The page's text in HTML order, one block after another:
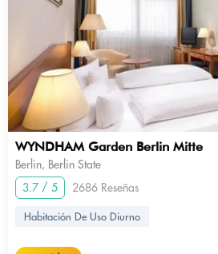
WYNDHAM Garden Berlin Mitte
Berlin, Berlin State
3.7 / 5
2686 Reseñas
Habitación De Uso Diurno